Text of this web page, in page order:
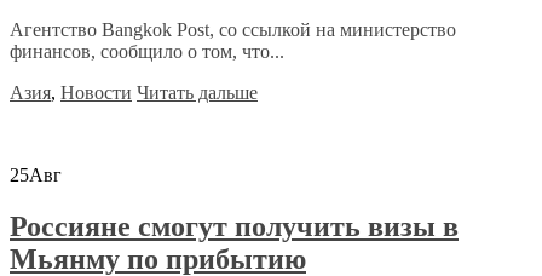
Агентство Bangkok Post, со ссылкой на министерство
финансов, сообщило о том, что...
Азия, Новости Читать дальше
25Авг
Россияне смогут получить визы в
Мьянму по прибытию